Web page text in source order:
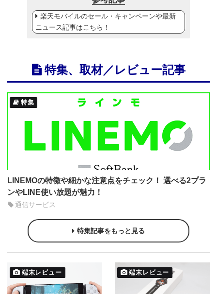
楽天モバイルのセール・キャンペーンや最新
ニュース記事はこちら！
特集、取材／レビュー記事
特集
LINEMOの特徴や細かな注意点をチェック！ 選べる2プラ
ンやLINE使い放題が魅力！
通信サービス
特集記事をもっと見る
端末レビュー 端末レビュー